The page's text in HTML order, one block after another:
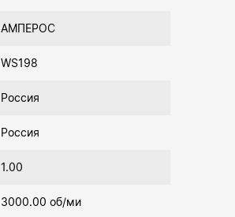
АМПЕРОС
WS198
Россия
Россия
1.00
3000.00 об/ми